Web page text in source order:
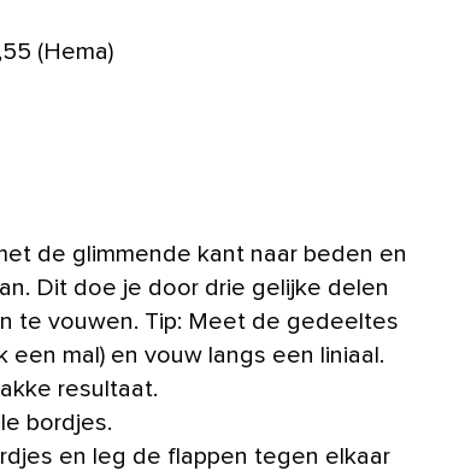
(Hema)
de glimmende kant naar beden en
Dit doe je door drie gelijke delen
te vouwen. Tip: Meet de gedeeltes
een mal) en vouw langs een liniaal.
resultaat.
bordjes.
en leg de flappen tegen elkaar